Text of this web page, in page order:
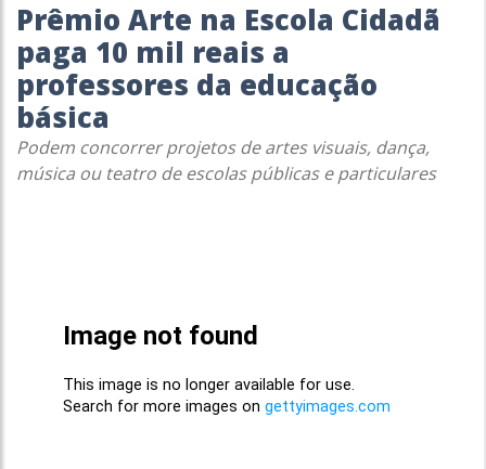
Prêmio Arte na Escola Cidadã
paga 10 mil reais a
professores da educação
básica
Podem concorrer projetos de artes visuais, dança,
música ou teatro de escolas públicas e particulares